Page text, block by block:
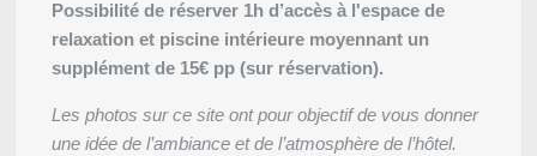
Possibilité de réserver 1h d’accès à l'espace de
relaxation et piscine intérieure moyennant un
supplément de 15€ pp (sur réservation).
Les photos sur ce site ont pour objectif de vous donner
une idée de l’ambiance et de l’atmosphère de l’hôtel.